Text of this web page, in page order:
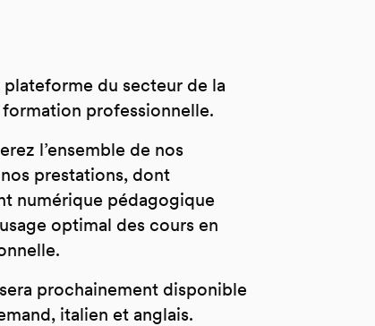
plateforme du secteur de la
formation professionnelle.
l’ensemble de nos
prestations, dont
numérique pédagogique
optimal des cours en
prochainement disponible
italien et anglais.